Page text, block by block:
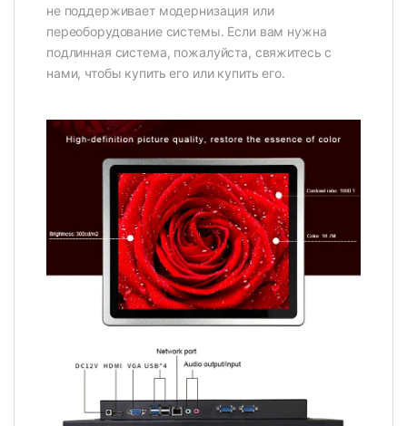
не поддерживает модернизация или
переоборудование системы. Если вам нужна
подлинная система, пожалуйста, свяжитесь с
нами, чтобы купить его или купить его.